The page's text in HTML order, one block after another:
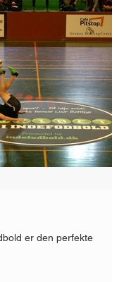
er den perfekte